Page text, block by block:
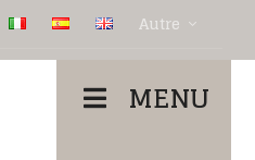
Autre
MENU